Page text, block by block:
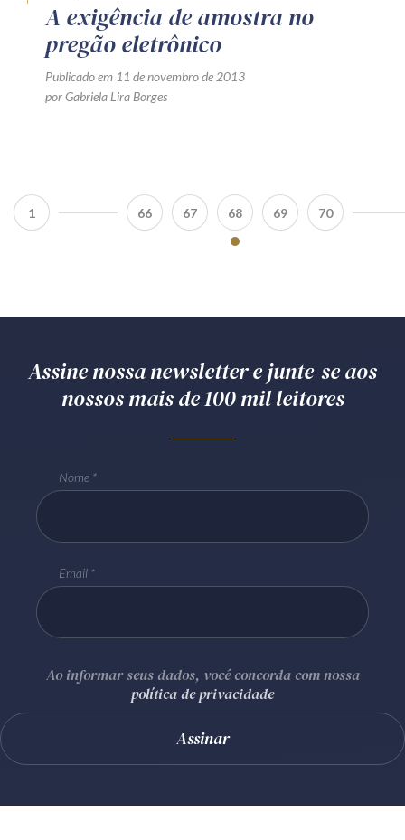
A exigência de amostra no
pregão eletrônico
Publicado em 11 de novembro de 2013
por Gabriela Lira Borges
1 66 67 68 69 70
Assine nossa newsletter e junte-se aos
nossos mais de 100 mil leitores
Nome
Email
Ao informar seus dados, você concorda com nossa
política de privacidade